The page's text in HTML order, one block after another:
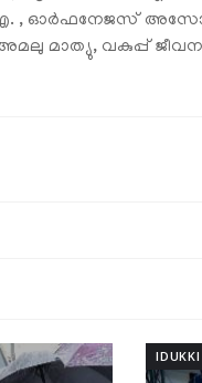
ഓർഫനേജസ്
മാത്യു, വകുപ്പ്
IDUKKI